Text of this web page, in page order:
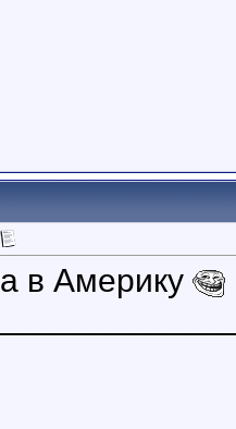
а в Америку